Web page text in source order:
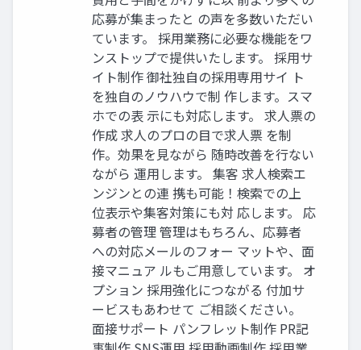
応募が集まったと の声を多数いただい
ています。 採用業務に必要な機能をワ
ンストップで提供いたします。 採用サ
イト制作 御社独自の採用専用サイ ト
を独自のノウハウで制 作します。スマ
ホでの表 示にも対応します。 求人票の
作成 求人のプロの目で求人票 を制
作。効果を見ながら 随時改善を行ない
ながら 運用します。 集客 求人検索エ
ンジンとの連 携も可能！検索での上
位表示や集客対策にも対 応します。 応
募者の管理 管理はもちろん、応募者
への対応メールのフォー マットや、面
接マニュア ルもご用意しています。 オ
プション 採用強化につながる 付加サ
ービスもあわせて ご相談ください。
面接サポート パンフレット制作 PR記